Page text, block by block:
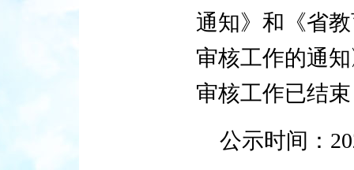
通知》和《省
审核工作的通
审核工作已结
公示时间：